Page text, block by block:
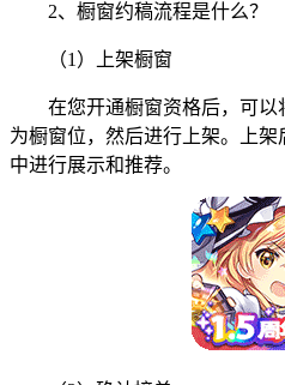
2、橱窗约稿流程是什么？
（1）上架橱窗
在您开通橱窗资格后，可以
为橱窗位，然后进行上架。上架
中进行展示和推荐。